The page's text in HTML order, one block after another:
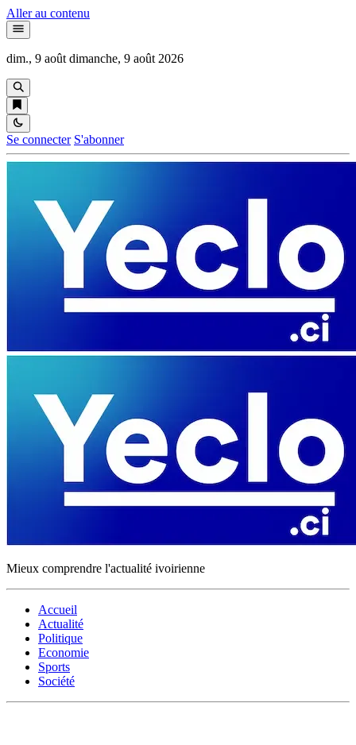
Aller au contenu
dim., 9 août dimanche, 9 août 2026
Se connecter S'abonner
Mieux comprendre l'actualité ivoirienne
Accueil
Actualité
Politique
Economie
Sports
Société